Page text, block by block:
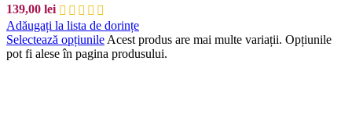
139,00 lei
Adăugați la lista de dorințe
Selectează opțiunile Acest produs are mai multe variații. Opțiunile
pot fi alese în pagina produsului.